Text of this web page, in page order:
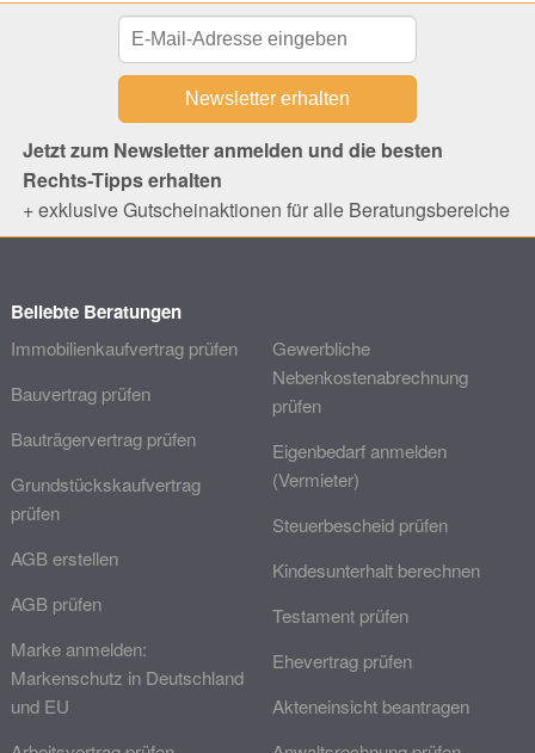
Jetzt zum Newsletter anmelden und die besten
Rechts-Tipps erhalten
+ exklusive Gutscheinaktionen für alle Beratungsbereiche
Beliebte Beratungen
Immobilienkaufvertrag prüfen
Bauvertrag prüfen
Bauträgervertrag prüfen
Grundstückskaufvertrag
prüfen
AGB erstellen
AGB prüfen
Marke anmelden:
Markenschutz in Deutschland
und EU
Gewerbliche
Nebenkostenabrechnung
prüfen
Eigenbedarf anmelden
(Vermieter)
Steuerbescheid prüfen
Kindesunterhalt berechnen
Testament prüfen
Ehevertrag prüfen
Akteneinsicht beantragen